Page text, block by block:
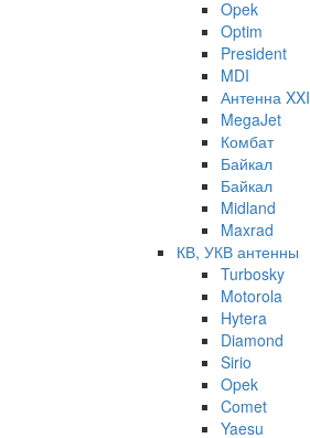
Opek
Optim
President
MDI
Антенна XXI
MegaJet
Комбат
Байкал
Байкал
Midland
Maxrad
КВ, УКВ антенны
Turbosky
Motorola
Hytera
Diamond
Sirio
Opek
Comet
Yaesu